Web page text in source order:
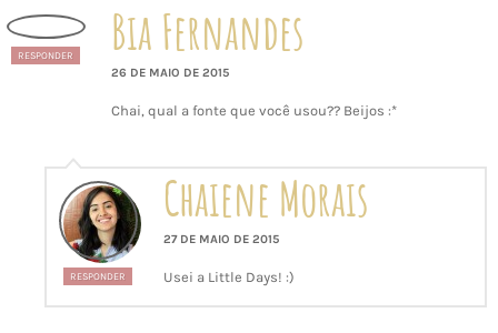
RESPONDER Bia Fernandes
26 DE MAIO DE 2015
Chai, qual a fonte que você usou?? Beijos :*
RESPONDER
Chaiene Morais
27 DE MAIO DE 2015
Usei a Little Days! :)